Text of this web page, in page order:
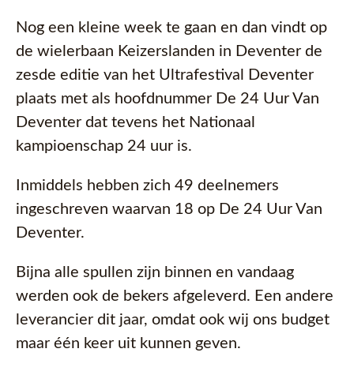
Nog een kleine week te gaan en dan vindt op
de wielerbaan Keizerslanden in Deventer de
zesde editie van het Ultrafestival Deventer
plaats met als hoofdnummer De 24 Uur Van
Deventer dat tevens het Nationaal
kampioenschap 24 uur is.
Inmiddels hebben zich 49 deelnemers
ingeschreven waarvan 18 op De 24 Uur Van
Deventer.
Bijna alle spullen zijn binnen en vandaag
werden ook de bekers afgeleverd. Een andere
leverancier dit jaar, omdat ook wij ons budget
maar één keer uit kunnen geven.